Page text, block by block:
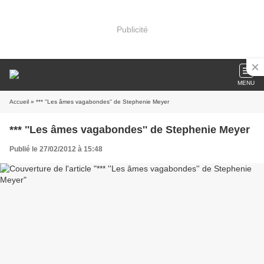
Publicité
MENU
Accueil » *** ''Les âmes vagabondes'' de Stephenie Meyer
*** ''Les âmes vagabondes'' de Stephenie Meyer
Publié le 27/02/2012 à 15:48